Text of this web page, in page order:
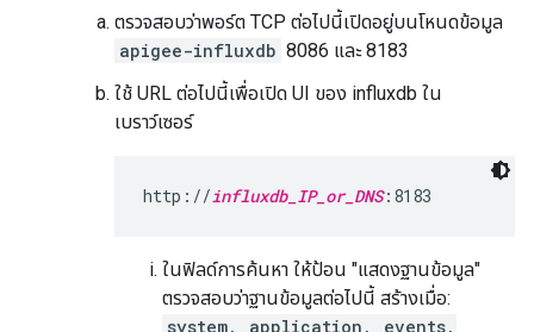
ตรวจสอบว่าพอร์ต TCP ต่อไปนี้เปิดอยู่บนโหนดข้อมูล
apigee-influxdb 8086 และ 8183
ใช้ URL ต่อไปนี้เพื่อเปิด UI ของ influxdb ใน
เบราว์เซอร์
http://influxdb_IP_or_DNS:8183
ในฟิลด์การค้นหา ให้ป้อน "แสดงฐานข้อมูล"
ตรวจสอบว่าฐานข้อมูลต่อไปนี้ สร้างเมื่อ:
system, application, events,